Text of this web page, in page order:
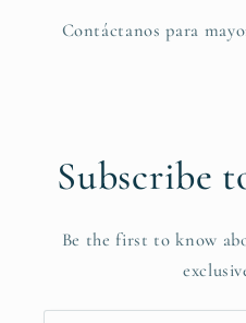
Contáctanos para
Subscribe
Be the first to know